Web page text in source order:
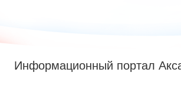
Информационный портал